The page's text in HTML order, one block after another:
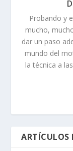
Probando y
mucho,
dar un paso
mundo del
la técnica a
ARTÍCULOS